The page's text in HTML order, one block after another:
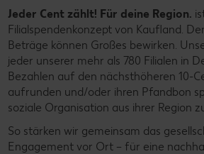
Jeder Cent zählt! Für deine Region.
Filialspendenkonzept von Kaufland.
Beträge können Großes bewirken.
jeder unserer mehr als 780 Filialen in
Bezahlen auf den nächsthöheren 10-
aufrunden und/oder ihren Pfandbon
soziale Organisation aus ihrer Region
So stärken wir gemeinsam das
Engagement vor Ort – für eine